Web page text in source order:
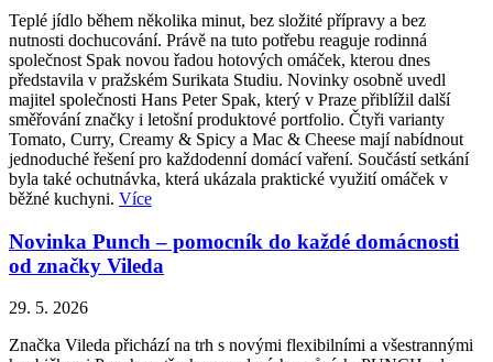
Teplé jídlo během několika minut, bez složité přípravy a bez
nutnosti dochucování. Právě na tuto potřebu reaguje rodinná
společnost Spak novou řadou hotových omáček, kterou dnes
představila v pražském Surikata Studiu. Novinky osobně uvedl
majitel společnosti Hans Peter Spak, který v Praze přiblížil další
směřování značky i letošní produktové portfolio. Čtyři varianty
Tomato, Curry, Creamy & Spicy a Mac & Cheese mají nabídnout
jednoduché řešení pro každodenní domácí vaření. Součástí setkání
byla také ochutnávka, která ukázala praktické využití omáček v
běžné kuchyni. Více
Novinka Punch – pomocník do každé domácnosti
od značky Vileda
29. 5. 2026
Značka Vileda přichází na trh s novými flexibilními a všestrannými